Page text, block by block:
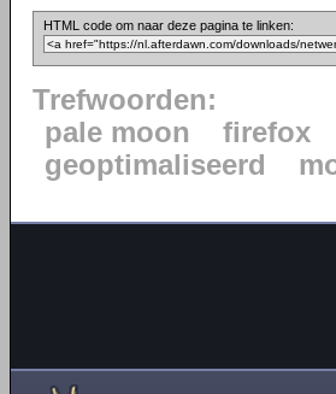
HTML code om naar deze pagina te linken:
Trefwoorden:
pale moon
firefox
geoptimaliseerd